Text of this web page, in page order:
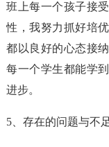
班上每一个孩子接
性，我努力抓好培
都以良好的心态接
每一个学生都能学
进步。
5、存在的问题与不